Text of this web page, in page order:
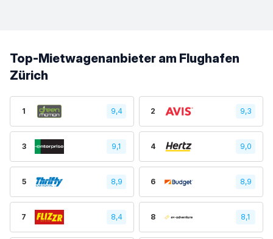
Top-Mietwagenanbieter am Flughafen
Zürich
1 9,4 2 9,3
3 9,1 4 9,0
5 8,9 6 8,9
7 8,4 8 8,1